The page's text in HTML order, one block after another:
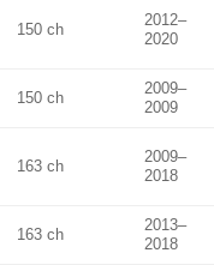
150 ch
2012–
2020
150 ch
2009–
2009
163 ch
2009–
2018
163 ch
2013–
2018